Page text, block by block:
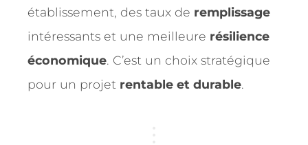
établissement, des taux de remplissage
intéressants et une meilleure résilience
économique. C’est un choix stratégique
pour un projet rentable et durable.